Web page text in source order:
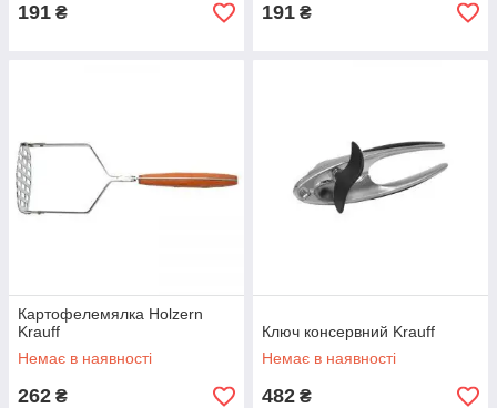
191 ₴ 191 ₴
Картофелемялка Holzern
Krauff
Немає в наявності
262 ₴
Ключ консервний Krauff
Немає в наявності
482 ₴